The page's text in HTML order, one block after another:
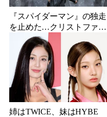
『スパイダーマン』の独走
を止めた…クリストファ
ー・ノーラン史上最大、390
億円の超大作がついに韓国
上陸
姉はTWICE、妹はHYBE